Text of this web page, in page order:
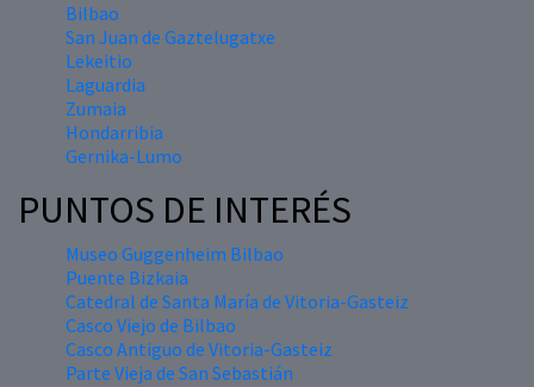
Bilbao
San Juan de Gaztelugatxe
Lekeitio
Laguardia
Zumaia
Hondarribia
Gernika-Lumo
PUNTOS DE INTERÉS
Museo Guggenheim Bilbao
Puente Bizkaia
Catedral de Santa María de Vitoria-Gasteiz
Casco Viejo de Bilbao
Casco Antiguo de Vitoria-Gasteiz
Parte Vieja de San Sebastián